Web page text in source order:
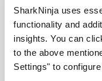
SharkNinja uses
functionality and
insights. You can
to the above
Settings" to